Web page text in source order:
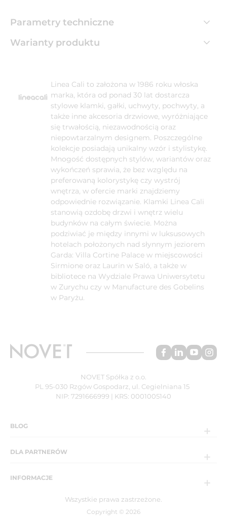
Parametry techniczne
Warianty produktu
Linea Cali to założona w 1986 roku włoska
marka, która od ponad 30 lat dostarcza
stylowe klamki, gałki, uchwyty, pochwyty, a
także inne akcesoria drzwiowe, wyróżniające
się trwałością, niezawodnością oraz
niepowtarzalnym designem. Poszczególne
kolekcje posiadają unikalny wzór i stylistykę.
Mnogość dostępnych stylów, wariantów oraz
wykończeń sprawia, że bez względu na
preferowaną kolorystykę czy wystrój
wnętrza, w ofercie marki znajdziemy
odpowiednie rozwiązanie. Klamki Linea Cali
stanowią ozdobę drzwi i wnętrz wielu
budynków na całym świecie. Można
podziwiać je między innymi w luksusowych
hotelach położonych nad słynnym jeziorem
Garda: Villa Cortine Palace w miejscowości
Sirmione oraz Laurin w Saló, a także w
bibliotece na Wydziale Prawa Uniwersytetu
w Zurychu czy w Manufacture des Gobelins
w Paryżu.
NOVET Spółka z o.o.
PL 95-030 Rzgów Gospodarz, ul. Cegielniana 15
NIP: 7291666999 | KRS: 0001005140
BLOG
DLA PARTNERÓW
INFORMACJE
Wszystkie prawa zastrzeżone.
Copyright © 2026